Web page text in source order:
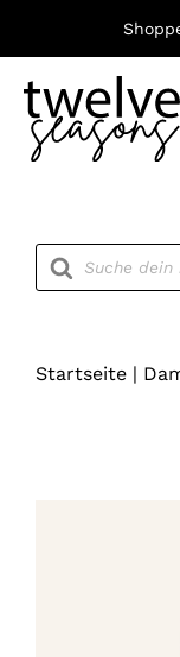
springen
Products
search
Startseite|